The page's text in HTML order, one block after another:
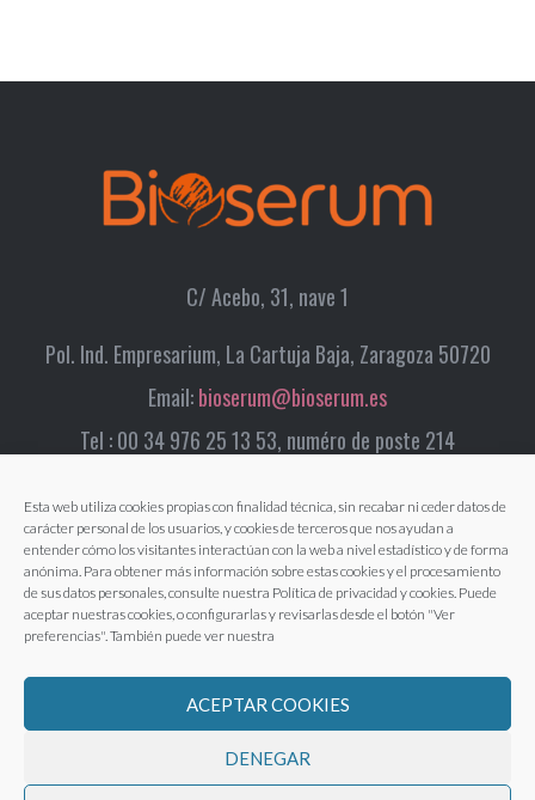
Esta web utiliza cookies propias con finalidad técnica, sin recabar ni ceder datos de
carácter personal de los usuarios, y cookies de terceros que nos ayudan a
entender cómo los visitantes interactúan con la web a nivel estadístico y de forma
anónima. Para obtener más información sobre estas cookies y el procesamiento
de sus datos personales, consulte nuestra Política de privacidad y cookies. Puede
aceptar nuestras cookies, o configurarlas y revisarlas desde el botón "Ver
preferencias". También puede ver nuestra
ACEPTAR COOKIES
DENEGAR
C/ Acebo, 31, nave 1
Pol. Ind. Empresarium, La Cartuja Baja, Zaragoza 50720
Email:bioserum@bioserum.es
Tel : 00 34 976 25 13 53, numéro de poste 214